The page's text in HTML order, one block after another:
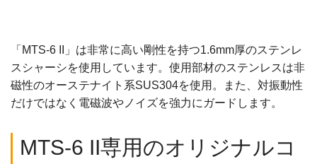
「MTS-6 II」は非常に高い剛性を持つ1.6mm厚のステンレ
スシャーシを使用しています。使用部材のステンレスは非
磁性のオーステナイト系SUS304を使用。また、対振動性
だけではなく電磁波やノイズを強力にガードします。
MTS-6 II専用のオリジナルコ